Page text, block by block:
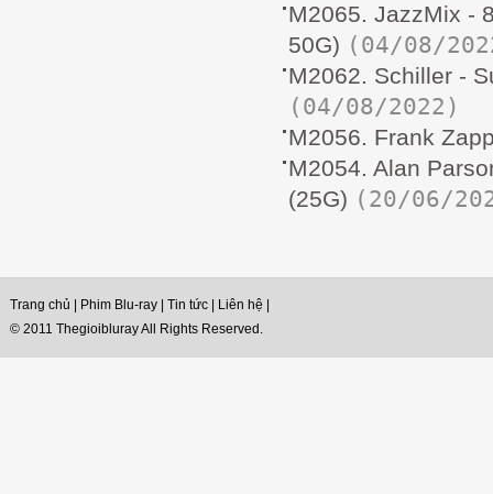
M2065. JazzMix -
50G) (04/08/
M2062. Schiller -
(04/08/2022)
M2056. Frank
M2054. Alan
(25G) (20/06/
Trang chủ Phim Blu-ray Tin tức Liên hệ
© 2011 Thegioibluray All Rights Reserved.